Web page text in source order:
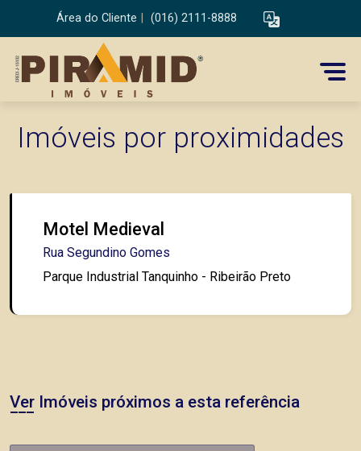
Área do Cliente (016) 2111-8888
Imóveis por proximidades
Motel Medieval
Rua Segundino Gomes
Parque Industrial Tanquinho - Ribeirão Preto
Ver Imóveis próximos a esta referência